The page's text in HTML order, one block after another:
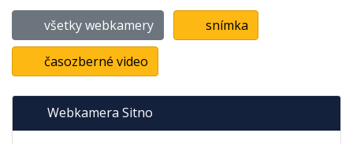
všetky webkamery snímka
časozberné video
Webkamera Sitno